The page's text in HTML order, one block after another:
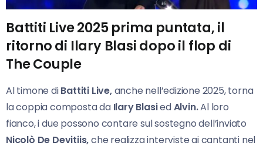
Battiti Live 2025 prima puntata, il
ritorno di Ilary Blasi dopo il flop di
The Couple
Al timone diBattiti Live,anche nell’edizione 2025, torna
la coppia composta da Ilary BlasiedAlvin.Al loro
fianco, i due possono contare sul sostegno dell’inviato
Nicolò De Devitiis,che realizza interviste ai cantanti nel